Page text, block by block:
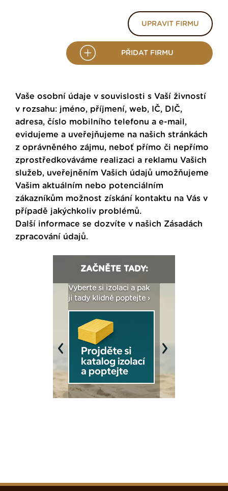
UPRAVIT FIRMU
PŘIDAT FIRMU
Vaše osobní údaje v souvislosti s Vaší živností
v rozsahu: jméno, příjmení, web, IČ, DIČ,
adresa, číslo mobilního telefonu a e-mail,
evidujeme a uveřejňujeme na našich stránkách
z oprávněného zájmu, neboť přímo či nepřímo
zprostředkováváme realizaci a reklamu Vašich
služeb, uveřejněním Vašich údajů umožňujeme
Vašim aktuálním nebo potenciálním
zákazníkům možnost získání kontaktu na Vás v
případě jakýchkoliv problémů.
Další informace se dozvíte v našich Zásadách
zpracování údajů.
ZAČNĚTE TADY:
Vyberte si izolaci a pak
ji tady klidně poptejte ›
Previous Next